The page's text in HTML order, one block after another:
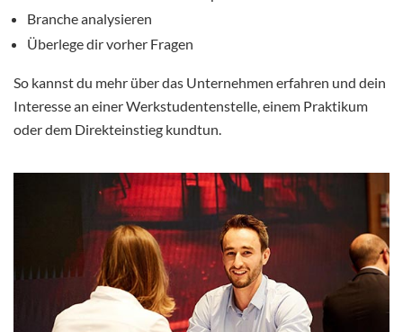
Branche analysieren
Überlege dir vorher Fragen
So kannst du mehr über das Unternehmen erfahren und dein
Interesse an einer Werkstudentenstelle, einem Praktikum
oder dem Direkteinstieg kundtun.